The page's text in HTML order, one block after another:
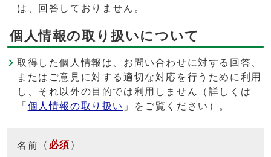
は、回答しておりません。
個人情報の取り扱いについて
取得した個人情報は、お問い合わせに対する回答、
またはご意見に対する適切な対応を行うために利用
し、それ以外の目的では利用しません（詳しくは
「 個人情報の取り扱い 」をご覧ください）。
名前 （ 必須 ）